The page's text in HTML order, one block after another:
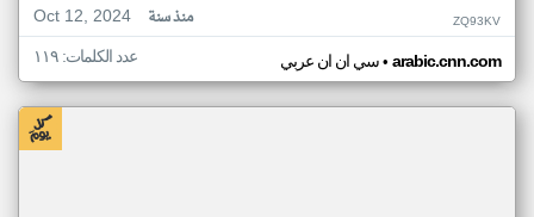
Oct 12, 2024
منذ سنة ZQ93KV
سي ان ان عربي• arabic.cnn.com عدد الكلمات: ١١٩